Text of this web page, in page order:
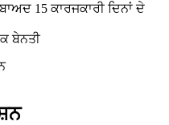
15 ਕਾਰਜਕਾਰੀ ਦਿਨਾਂ ਦੇ
ਬੇਨਤੀ